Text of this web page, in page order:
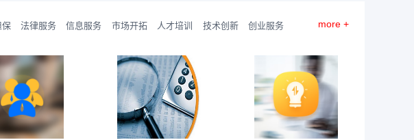
more +
保 法律服务 信息服务 市场开拓 人才培训 技术创新 创业服务